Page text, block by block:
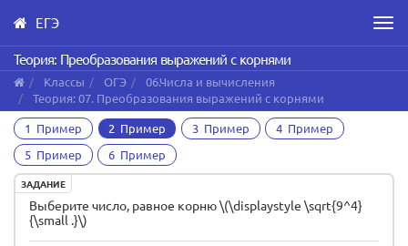
Skip
to
main
content
ЕГЭ
Теория: Преобразования выражений с корнями
Классы ОГЭ
06.Числа и вычисления
Теория: 07. Преобразования выражений с корнями
1 Пример
2 Пример 3 Пример
4 Пример
5 Пример
6 Пример
ЗАДАНИЕ
Выберите число, равное корню \(\displaystyle \sqrt{9^4}
{\small .}\)